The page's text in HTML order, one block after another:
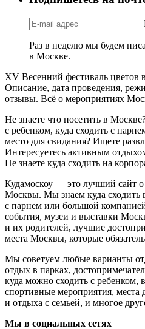
Раз в неделю мы будем
в Москве.
XV Весенний фестиваль цветов
Описание, дата проведения,
отзывы. Всё о мероприятиях
Не знаете что посетить в
с ребенком, куда сходить с
место для свидания? Ищете
Интересуетесь активным
Не знаете куда сходить на
Кудамоскоу — это лучший сайт
Москвы. Мы знаем куда сходить
с парнем или большой
события, музеи и выставки
и их родителей, лучшие
места Москвы, которые
Мы советуем любые варианты
отдых в парках,
куда можно сходить с ребенком,
спортивные мероприятия, места
и отдыха с семьей, и многое
Мы в социальных сетях